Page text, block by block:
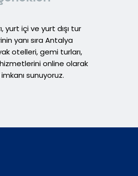
yurt içi ve yurt dışı tur
yanı sıra Antalya
otelleri, gemi turları,
online olarak
sunuyoruz.